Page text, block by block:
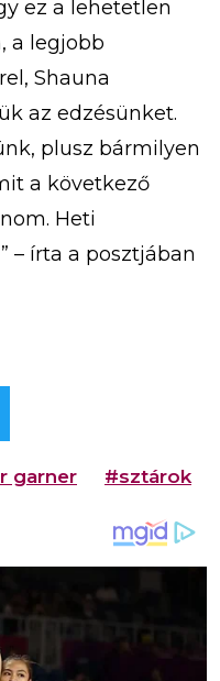
ez a lehetetlen
a legjobb
Shauna
az edzésünket.
plusz bármilyen
a következő
Heti
– írta a posztjában
garner #sztárok